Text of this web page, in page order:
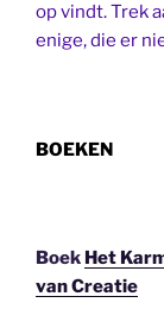
op vindt. Trek
enige, die er
BOEKEN
Boek Het
van Creatie